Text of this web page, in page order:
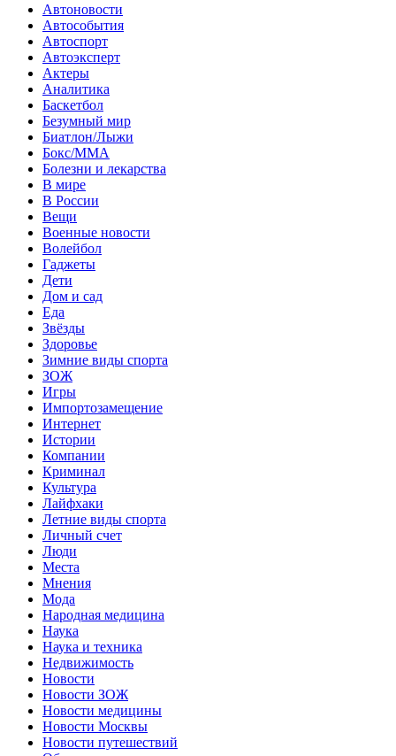
Автоновости
Автособытия
Автоспорт
Автоэксперт
Актеры
Аналитика
Баскетбол
Безумный мир
Биатлон/Лыжи
Бокс/MMA
Болезни и лекарства
В мире
В России
Вещи
Военные новости
Волейбол
Гаджеты
Дети
Дом и сад
Еда
Звёзды
Здоровье
Зимние виды спорта
ЗОЖ
Игры
Импортозамещение
Интернет
Истории
Компании
Криминал
Культура
Лайфхаки
Летние виды спорта
Личный счет
Люди
Места
Мнения
Мода
Народная медицина
Наука
Наука и техника
Недвижимость
Новости
Новости ЗОЖ
Новости медицины
Новости Москвы
Новости путешествий